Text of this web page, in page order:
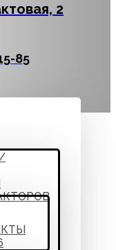
2
85